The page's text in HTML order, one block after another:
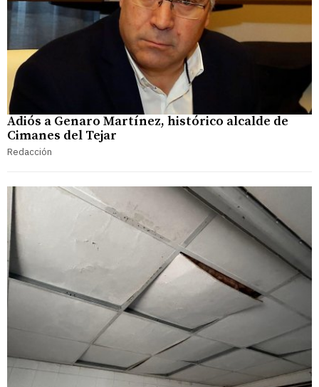
Adiós a Genaro Martínez, histórico alcalde de
Cimanes del Tejar
Redacción